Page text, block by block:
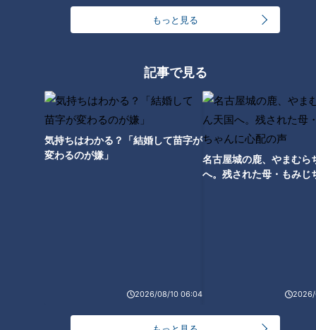
もっと見る
記事で見る
気持ちはわかる？「結婚して苗字が
変わるのが嫌」
2026/08/10 06:04
名古屋城の鹿、やまむら
へ。残された母・もみじ
2026/
60年の時を経て工事が再開！全
1本道に3か所連続してロータリ